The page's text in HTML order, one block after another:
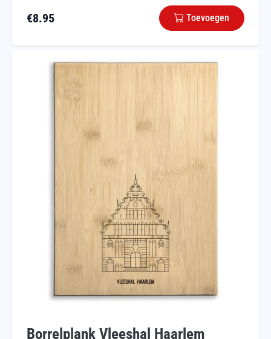
€8.95 Toevoegen
Borrelplank Vleeshal Haarlem